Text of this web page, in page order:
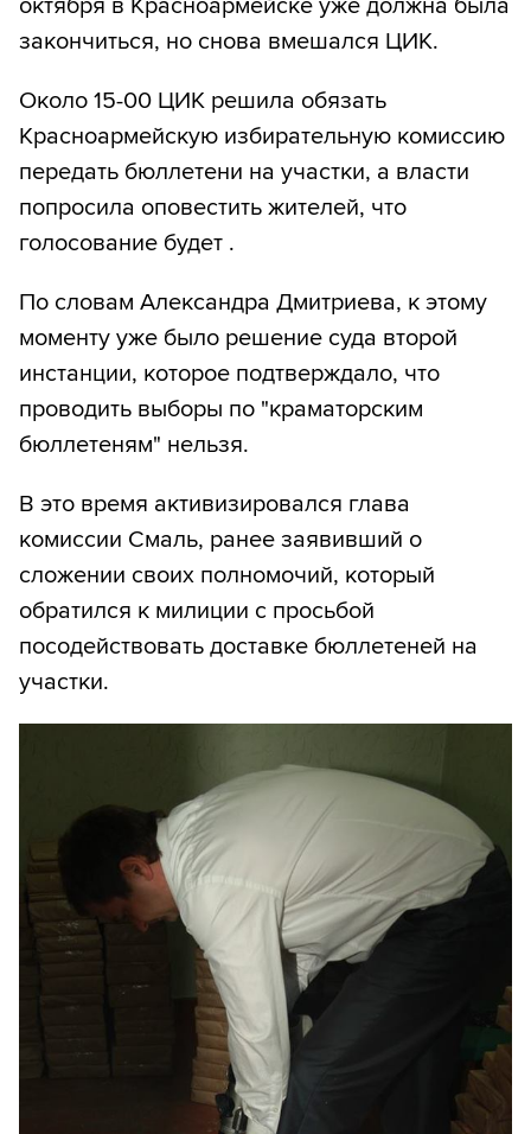
октября в Красноармейске уже должна была
закончиться, но снова вмешался ЦИК.
Около 15-00 ЦИК решила обязать
Красноармейскую избирательную комиссию
передать бюллетени на участки, а власти
попросила оповестить жителей, что
голосование будет .
По словам Александра Дмитриева, к этому
моменту уже было решение суда второй
инстанции, которое подтверждало, что
проводить выборы по "краматорским
бюллетеням" нельзя.
В это время активизировался глава
комиссии Смаль, ранее заявивший о
сложении своих полномочий, который
обратился к милиции с просьбой
посодействовать доставке бюллетеней на
участки.